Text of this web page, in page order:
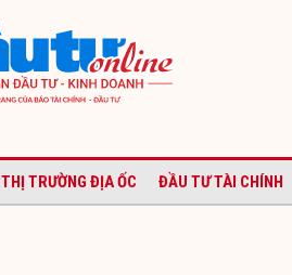
THỊ TRƯỜNG ĐỊA ỐC ĐẦU TƯ TÀI CHÍNH